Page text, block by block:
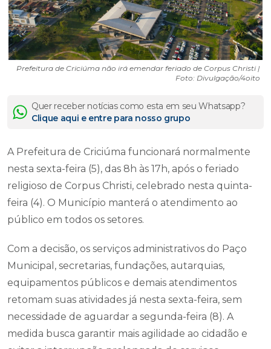
Prefeitura de Criciúma não irá emendar feriado de Corpus Christi |
Foto: Divulgação/4oito
Quer receber notícias como esta em seu Whatsapp?
Clique aqui e entre para nosso grupo
A Prefeitura de Criciúma funcionará normalmente
nesta sexta-feira (5), das 8h às 17h, após o feriado
religioso de Corpus Christi, celebrado nesta quinta-
feira (4). O Município manterá o atendimento ao
público em todos os setores.
Com a decisão, os serviços administrativos do Paço
Municipal, secretarias, fundações, autarquias,
equipamentos públicos e demais atendimentos
retomam suas atividades já nesta sexta-feira, sem
necessidade de aguardar a segunda-feira (8). A
medida busca garantir mais agilidade ao cidadão e